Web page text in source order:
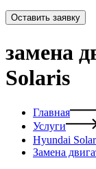
Оставить заявку
замена
Solaris
Главная
Услуги
Hyundai
Замена